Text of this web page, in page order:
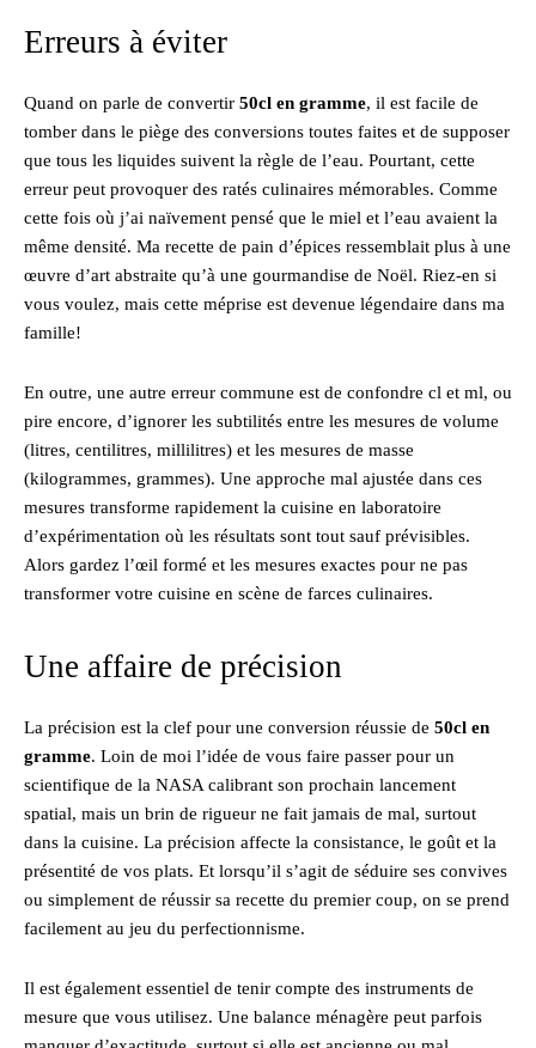
Erreurs à éviter
Quand on parle de convertir 50cl en gramme, il est facile de
tomber dans le piège des conversions toutes faites et de supposer
que tous les liquides suivent la règle de l’eau. Pourtant, cette
erreur peut provoquer des ratés culinaires mémorables. Comme
cette fois où j’ai naïvement pensé que le miel et l’eau avaient la
même densité. Ma recette de pain d’épices ressemblait plus à une
œuvre d’art abstraite qu’à une gourmandise de Noël. Riez-en si
vous voulez, mais cette méprise est devenue légendaire dans ma
famille!
En outre, une autre erreur commune est de confondre cl et ml, ou
pire encore, d’ignorer les subtilités entre les mesures de volume
(litres, centilitres, millilitres) et les mesures de masse
(kilogrammes, grammes). Une approche mal ajustée dans ces
mesures transforme rapidement la cuisine en laboratoire
d’expérimentation où les résultats sont tout sauf prévisibles.
Alors gardez l’œil formé et les mesures exactes pour ne pas
transformer votre cuisine en scène de farces culinaires.
Une affaire de précision
La précision est la clef pour une conversion réussie de 50cl en
gramme. Loin de moi l’idée de vous faire passer pour un
scientifique de la NASA calibrant son prochain lancement
spatial, mais un brin de rigueur ne fait jamais de mal, surtout
dans la cuisine. La précision affecte la consistance, le goût et la
présentité de vos plats. Et lorsqu’il s’agit de séduire ses convives
ou simplement de réussir sa recette du premier coup, on se prend
facilement au jeu du perfectionnisme.
Il est également essentiel de tenir compte des instruments de
mesure que vous utilisez. Une balance ménagère peut parfois